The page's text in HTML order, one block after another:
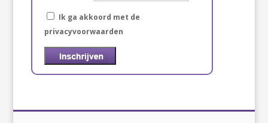
Ik ga akkoord met de
privacyvoorwaarden